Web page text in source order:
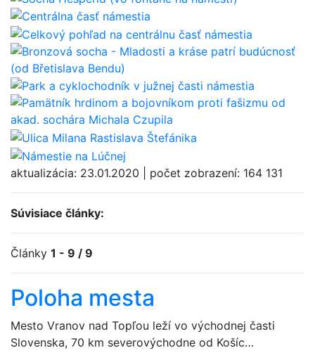
aktualizácia: 23.01.2020 počet zobrazení: 164 131
Súvisiace články:
Články 1 - 9 / 9
Poloha mesta
Mesto Vranov nad Topľou leží vo východnej časti
Slovenska, 70 km severovýchodne od Košíc…